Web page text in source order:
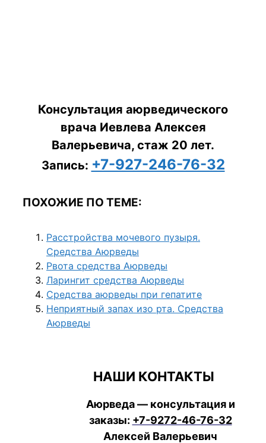
Консультация аюрведического
врача Иевлева Алексея
Валерьевича, стаж 20 лет.
Запись: +7-927-246-76-32
ПОХОЖИЕ ПО ТЕМЕ:
Расстройства мочевого пузыря.
Средства Аюрведы
Рвота средства Аюрведы
Ларингит средства Аюрведы
Средства аюрведы при гепатите
Неприятный запах изо рта. Средства
Аюрведы
НАШИ КОНТАКТЫ
Аюрведа — консультация и
заказы: +7-9272-46-76-32
Алексей Валерьевич